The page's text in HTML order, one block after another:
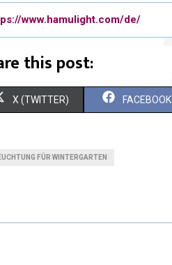
www.hamulight.com/de/
this post:
S
O
X (TWITTER) S
O
FACEBOOK
FÜR WINTERGARTEN